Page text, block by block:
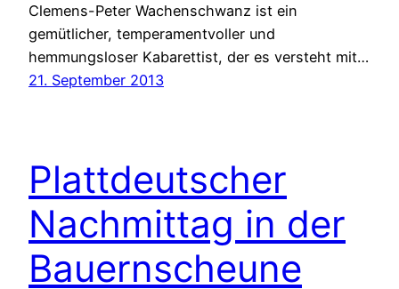
Clemens-Peter Wachenschwanz ist ein
gemütlicher, temperamentvoller und
hemmungsloser Kabarettist, der es versteht mit…
21. September 2013
Plattdeutscher
Nachmittag in der
Bauernscheune